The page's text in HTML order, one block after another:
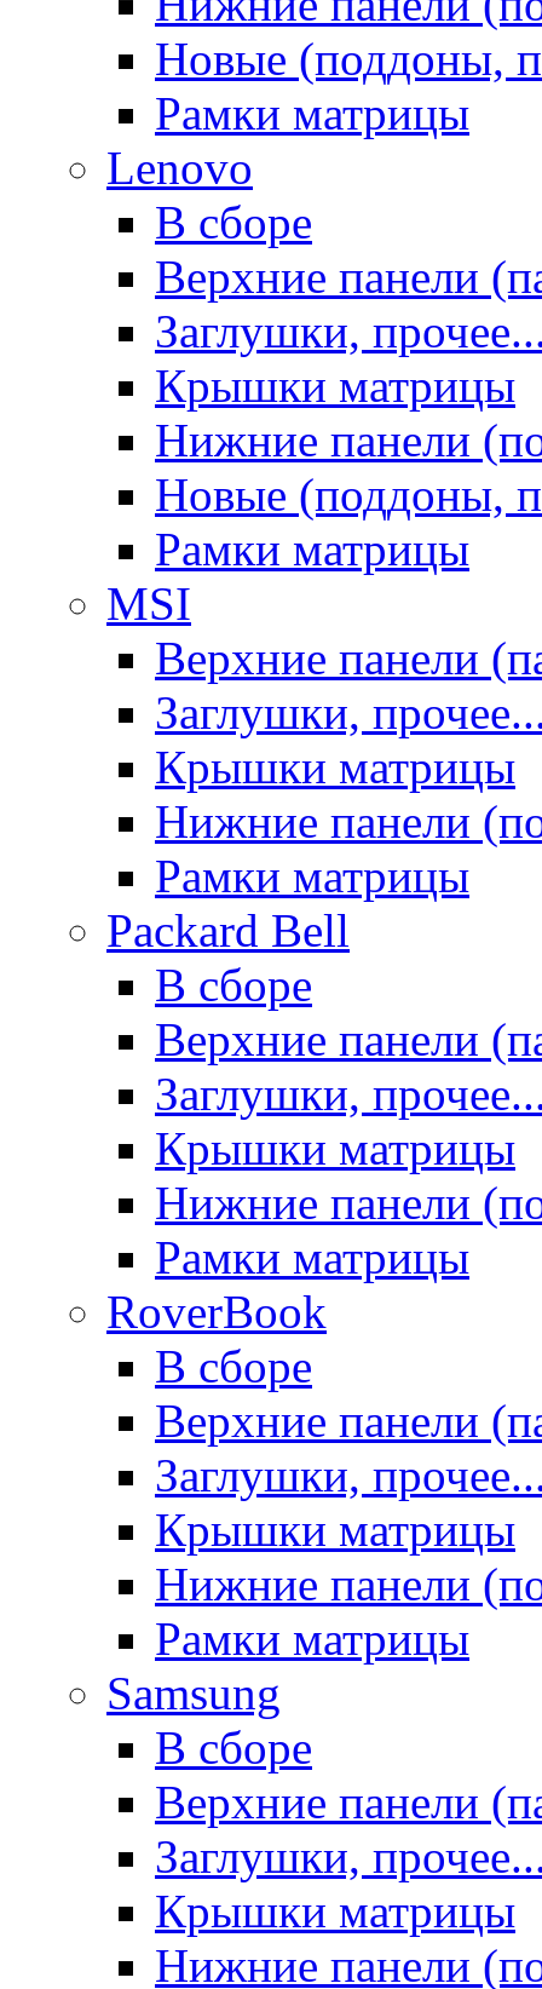
Новые (поддоны,
Рамки матрицы
Lenovo
В сборе
Верхние панели
Заглушки,
Крышки матрицы
Нижние панели
Новые (поддоны,
Рамки матрицы
MSI
Верхние панели
Заглушки,
Крышки матрицы
Нижние панели
Рамки матрицы
Packard Bell
В сборе
Верхние панели
Заглушки,
Крышки матрицы
Нижние панели
Рамки матрицы
RoverBook
В сборе
Верхние панели
Заглушки,
Крышки матрицы
Нижние панели
Рамки матрицы
Samsung
В сборе
Верхние панели
Заглушки,
Крышки матрицы
Нижние панели